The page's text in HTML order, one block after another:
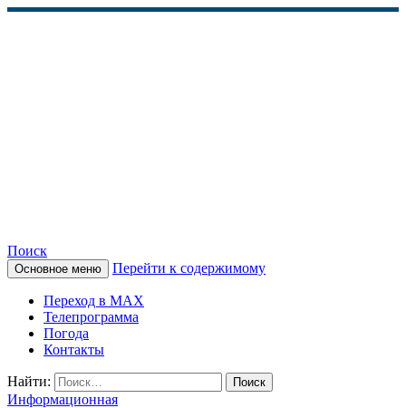
КАМЧАТСКОЕ
ИНФОРМАЦИОННОЕ
АГЕНТСТВО (КИА
«ВЕСТИ»)
Поиск
Основное меню Перейти к содержимому
Переход в MAX
Телепрограмма
Погода
Контакты
Найти:
Информационная